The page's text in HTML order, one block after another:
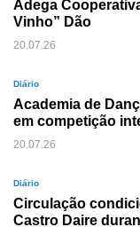
Adega
Vinho” Dão
20.07.26
Diário
Academia de
em competição
20.07.26
Diário
Circulação
Castro Daire